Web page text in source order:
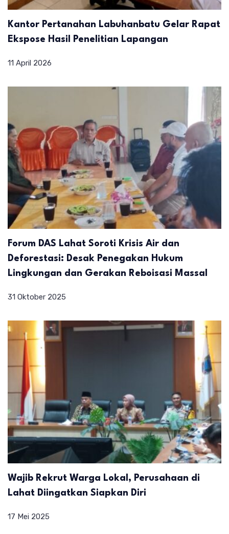
Kantor Pertanahan Labuhanbatu Gelar Rapat
Ekspose Hasil Penelitian Lapangan
11 April 2026
Forum DAS Lahat Soroti Krisis Air dan
Deforestasi: Desak Penegakan Hukum
Lingkungan dan Gerakan Reboisasi Massal
31 Oktober 2025
Wajib Rekrut Warga Lokal, Perusahaan di
Lahat Diingatkan Siapkan Diri
17 Mei 2025